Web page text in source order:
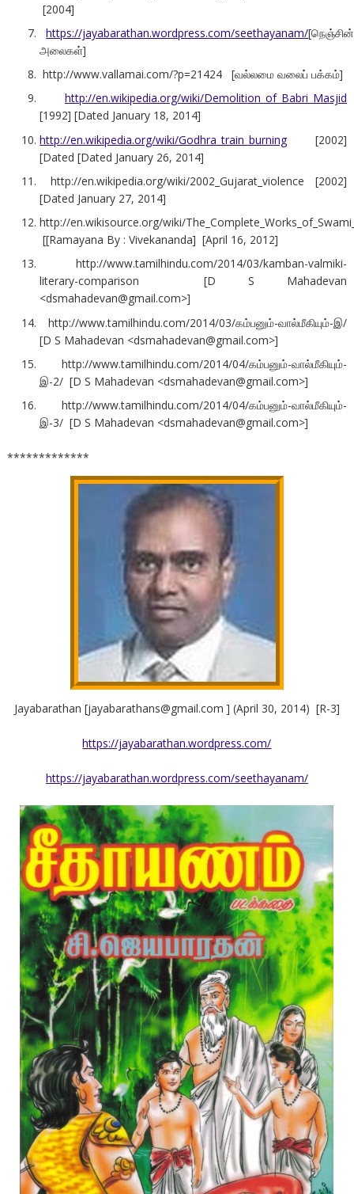
[2004]
https://jayabarathan.wordpress.com/seethayanam/[நெஞ்சின்
அலைகள்]​
​http://www.vallamai.com/?p=21424 [வல்லமை வலைப் பக்கம்]
http://en.wikipedia.org/wiki/Demolition_of_Babri_Masjid
[1992] [Dated January 18, 2014]
http://en.wikipedia.org/wiki/Godhra_train_burning [2002]
[Dated [Dated January 26, 2014]
http://en.wikipedia.org/wiki/2002_Gujarat_violence [2002]
[Dated January 27, 2014]
http://en.wikisource.org/wiki/
[[Ramayana By : Vivekananda] [April 16, 2012]
http://www.tamilhindu.com/2014/03/kamban-valmiki-
literary-comparison [D S Mahadevan
<dsmahadevan@gmail.com>]
http://www.tamilhindu.com/2014/03/கம்பனும்-வால்மீகியும்-இ/
[D S Mahadevan <dsmahadevan@gmail.com>]
http://www.tamilhindu.com/2014/04/கம்பனும்-வால்மீகியும்-
இ-2/ [D S Mahadevan <dsmahadevan@gmail.com>]
http://www.tamilhindu.com/2014/04/கம்பனும்-வால்மீகியும்-
இ-3/ [D S Mahadevan <dsmahadevan@gmail.com>]
*************
Jayabarathan [jayabarathans@gmail.com ] (April 30, 2014) [R-3]
https://jayabarathan.wordpress.com/
https://jayabarathan.wordpress.com/seethayanam/